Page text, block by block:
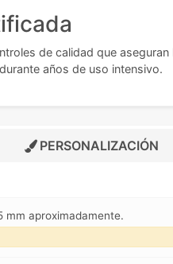
de calidad que
años de uso intensivo.
PERSONALIZACIÓN
mm aproximadamente.